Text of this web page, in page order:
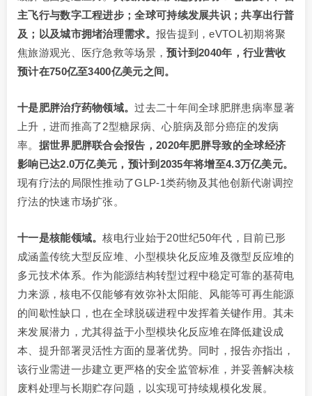
主飞行与数字工程进步；全球可持续发展共识；共享出行普
及；以及城市拥堵治理需求。 报告提到，eVTOL初期将聚
焦旅游观光、医疗急救等场景，预计到2040年，行业营收
预计在750亿至3400亿美元之间。
十是肥胖治疗药物领域。过去二十年间全球肥胖患病率显著
上升，进而推高了2型糖尿病、心脏病及部分癌症的发病
率。 据世界肥胖联合会报告，2020年肥胖导致的全球经济
影响已达2.0万亿美元，预计到2035年将增至4.3万亿美元。
现有疗法的局限性推动了GLP-1类药物及其他创新代谢调控
疗法的快速市场扩张。
十一是核能领域。核电行业始于20世纪50年代，目前已形
成涵盖传统大型反应堆、小型模块化反应堆及微型反应堆的
多元技术体系。作为能源结构转型过程中稳定可靠的基荷电
力来源，核电不仅能够有效弥补太阳能、风能等可再生能源
的间歇性缺口，也在全球脱碳进程中发挥着关键作用。其未
来发展潜力，尤其得益于小型模块化反应堆在降低建设成
本、提升部署灵活性方面的显著优势。同时，报告亦指出，
该行业需进一步建立更严格的安全监管标准，并妥善解决核
废料处理与长期贮存问题，以实现可持续规模化发展。